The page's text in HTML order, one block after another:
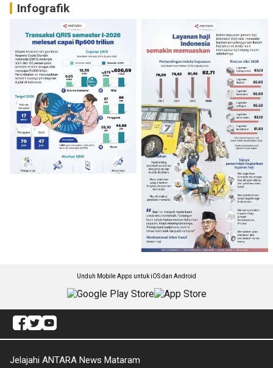
Infografik
Unduh Mobile Apps untuk iOS dan Android
Jelajahi ANTARA News Mataram